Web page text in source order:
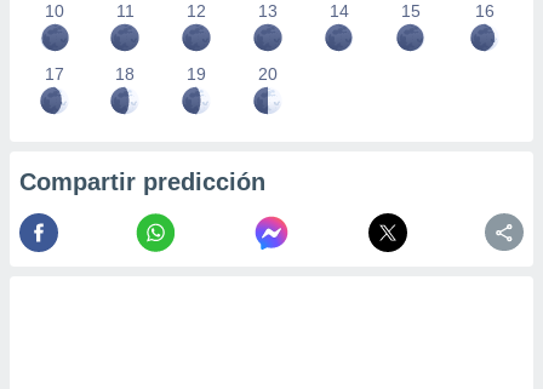
10 11 12 13 14 15 16
17 18 19 20
Compartir predicción